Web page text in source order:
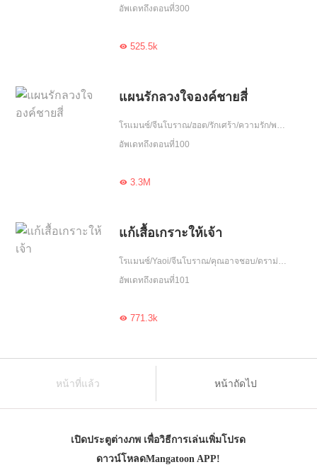
อัพเดทถึงตอนที่300
525.5k
แผนรักลวงใจองค์ชายสี่
โรแมนซ์/จีนโบราณ/ฮอต/รักเศร้า/ความรัก/พบกันอีกครั้ง/จบ
อัพเดทถึงตอนที่100
3.3M
แก้เสื้อเกราะให้เจ้า
โรแมนซ์/Yaoi/จีนโบราณ/คุณอาจชอบ/ดราม่า/แก้แค้น/ฮอต/รักหวานฉ่ำ/ความรัก/กลยุทธ์/โชคชะตา/เกิดใหม่
อัพเดทถึงตอนที่101
771.3k
หน้าที่แล้ว หน้าถัดไป
เปิดประตูต่างภพ เพื่อวิธีการเล่นเพิ่มโปรด
ดาวน์โหลดMangatoon APP!